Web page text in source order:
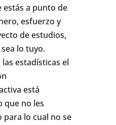
estás a punto de
esfuerzo y
de estudios,
lo tuyo.
las estadísticas el
está
que no les
para lo cual no se